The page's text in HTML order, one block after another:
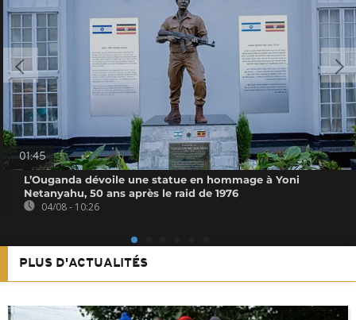
01:45
L’Ouganda dévoile une statue en hommage à Yoni
Netanyahu, 50 ans après le raid de 1976
04/08 - 10:26
PLUS D'ACTUALITÉS